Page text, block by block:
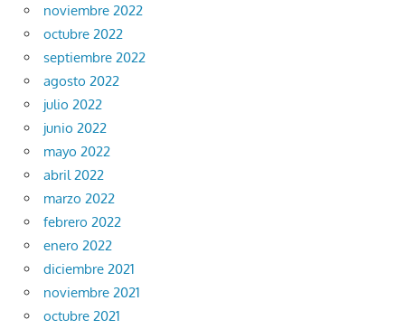
noviembre 2022
octubre 2022
septiembre 2022
agosto 2022
julio 2022
junio 2022
mayo 2022
abril 2022
marzo 2022
febrero 2022
enero 2022
diciembre 2021
noviembre 2021
octubre 2021